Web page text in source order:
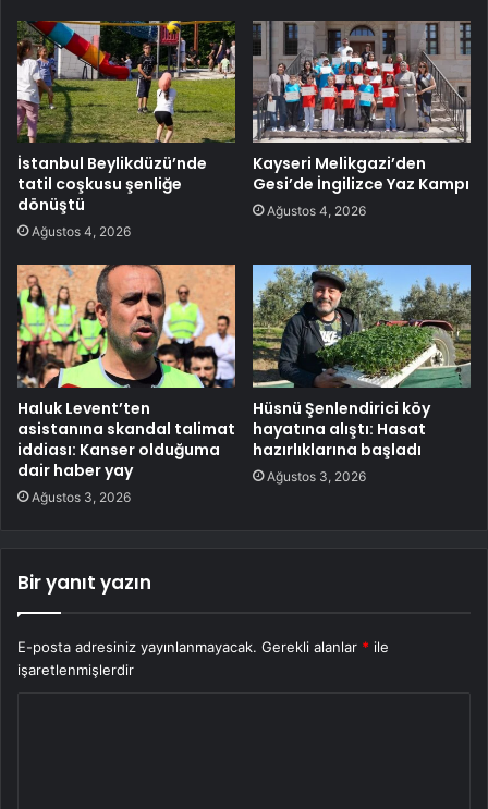
İstanbul Beylikdüzü’nde
tatil coşkusu şenliğe
dönüştü
Ağustos 4, 2026
Kayseri Melikgazi’den
Gesi’de İngilizce Yaz Kampı
Ağustos 4, 2026
Haluk Levent’ten
asistanına skandal talimat
iddiası: Kanser olduğuma
dair haber yay
Ağustos 3, 2026
Hüsnü Şenlendirici köy
hayatına alıştı: Hasat
hazırlıklarına başladı
Ağustos 3, 2026
Bir yanıt yazın
E-posta adresiniz yayınlanmayacak. Gerekli alanlar * ile
işaretlenmişlerdir